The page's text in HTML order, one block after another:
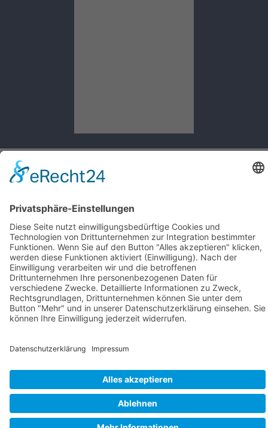
Startseite
Aktuelles
Kalender
Kurse
Training
Freibadsaison
Hallenbadsaison
Trainingsorte
Gruppen
Wettkampf
Finswimming
Triathlon
Veranstaltungen